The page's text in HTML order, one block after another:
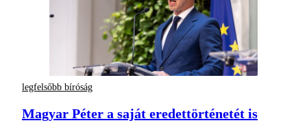
legfelsőbb bíróság
Magyar Péter a saját eredettörténetét is